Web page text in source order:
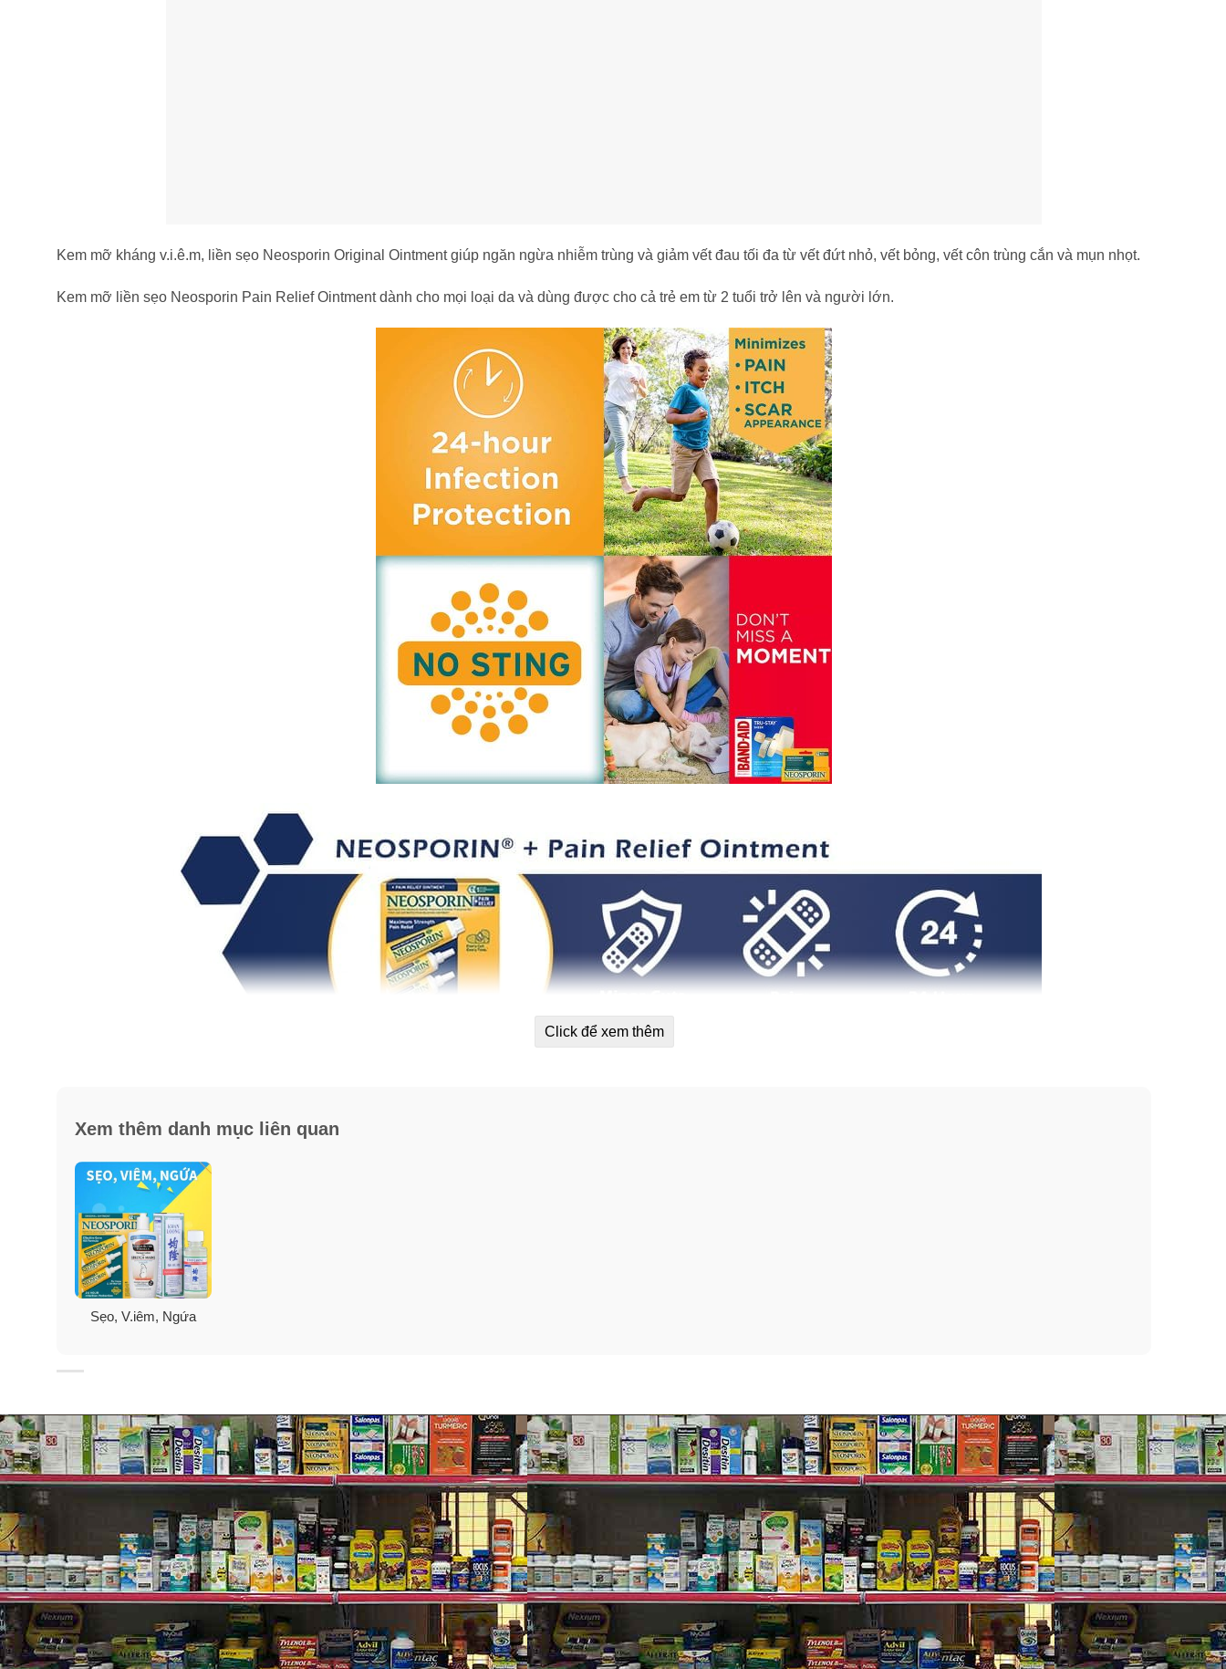
Kem mỡ kháng v.i.ê.m, liền sẹo Neosporin Original Ointment giúp ngăn ngừa nhiễm trùng và giảm vết đau tối đa từ vết đứt nhỏ, vết bỏng, vết côn trùng cắn và mụn nhọt.
Kem mỡ liền sẹo Neosporin Pain Relief Ointment dành cho mọi loại da và dùng được cho cả trẻ em từ 2 tuổi trở lên và người lớn.
Làm dịu vết cắt đau, đứt tay, vết xước, vết côn trùng cắn và vết bỏng.
Bắt đầu tiêu diệt vi trùng trong tối thiểu
Giúp ngăn ngừa nhiễm trùng và giảm cơn đau tạm thời.
Diệt khuẩn và cầm máu cho vết thương nhỏ, giúp chỗ bị thương mau lành.
Click để xem thêm
Xem thêm danh mục liên quan
Sẹo, V.iêm, Ngứa